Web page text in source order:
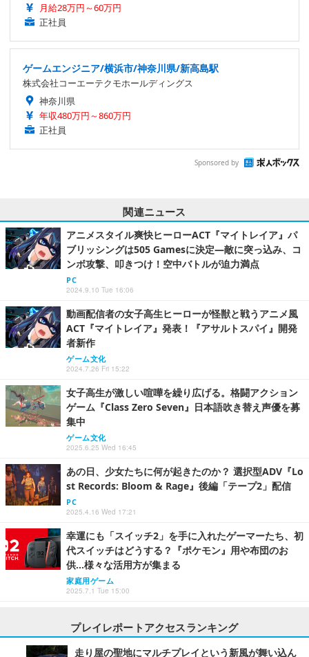
月給28万円～60万円
正社員
ゲームエンジニア/横浜市/神奈川県/新高島駅
株式会社コーエーテクモホールディングス
神奈川県
年収480万円～860万円
正社員
Sponsored by
関連ニュース
アニメスタイル爽快ヒーローACT『マイトレイア』パ
ブリッシングは505 Gamesに決定―敵に突っ込み、コ
ンボ攻撃、叩きつけ！空中バトルが迫力満点
PC
2024.9.10 Tue 16:06
動画配信者の女子高生ヒーローが怪獣と戦うアニメ風
ACT『マイトレイア』発表！『アサルトスパイ』開発
者新作
ゲーム文化
2024.7.26 Fri 15:22
女子高生が激しい喧嘩を繰り広げる。格闘アクション
ゲーム『Class Zero Seven』日本語吹き替え声優を募
集中
ゲーム文化
2025.6.25 Wed 16:45
あの日、少女たちに何が起きたのか？ 選択型ADV『Lo
st Records: Bloom & Rage』後編「テープ2」配信
PC
2025.4.16 Wed 17:21
幸運にも「スイッチ2」を手に入れたゲーマーたち、初
代スイッチはどうする？『ポケモン』用や布団のお
供…様々な活用方が集まる
家庭用ゲーム
2025.7.1 Tue 15:00
プレイレポートアクセスランキング
走り屋の聖地にマルチプレイという新風が舞い込ん